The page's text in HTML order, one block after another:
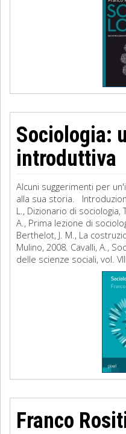
Sociologia:
introduttiva
Alcuni suggerimenti per
alla sua storia.
L., Dizionario di sociologia,
A., Prima lezione di
Berthelot, J. M., La
Mulino, 2008. Cavalli, A.,
delle scienze sociali, vol.
Franco